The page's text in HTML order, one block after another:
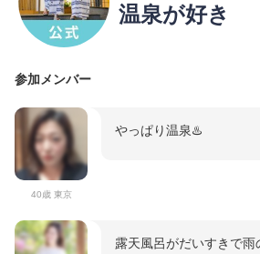
温泉が好き
参加メンバー
40歳 東京
やっぱり温泉♨️
露天風呂がだいすきで